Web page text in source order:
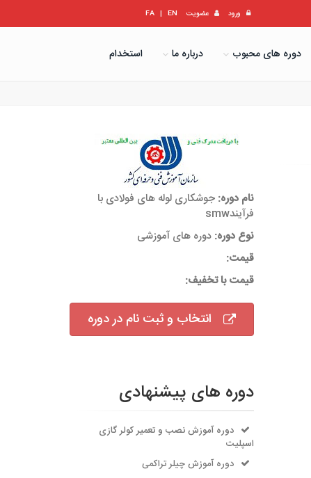
ورود عضویت EN
|
FA
دوره های محبوب درباره ما استخدام
نام دوره:جوشکاری لوله های فولادی با
فرآیندsmw
نوع دوره:دوره های آموزشی
قیمت:
قیمت با تخفیف:
انتخاب و ثبت نام در دوره
دوره های پیشنهادی
دوره آموزش نصب و تعمیر کولر گازی
اسپلیت
دوره آموزش چیلر تراکمی